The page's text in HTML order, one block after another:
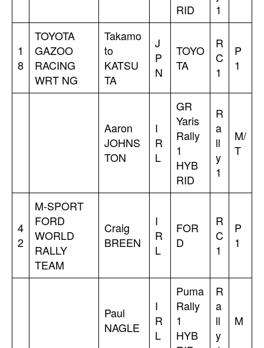
RID
1
1
8
TOYOTA
GAZOO
RACING
WRT NG
Takamo
to
KATSU
TA
J
P
N
TOYO
TA
R
C
1
P
1
Aaron
JOHNS
TON
I
R
L
GR
Yaris
Rally
1
HYB
RID
R
a
ll
y
1
M/
T
4
2
M-SPORT
FORD
WORLD
RALLY
TEAM
Craig
BREEN
I
R
L
FOR
D
R
C
1
P
1
Paul
NAGLE
I
R
L
Puma
Rally
1
HYB
R
a
ll
y
M